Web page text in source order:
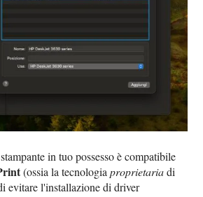
in tuo possesso è compatibile
(ossia la tecnologiaproprietariadi
evitare l'installazione di driver